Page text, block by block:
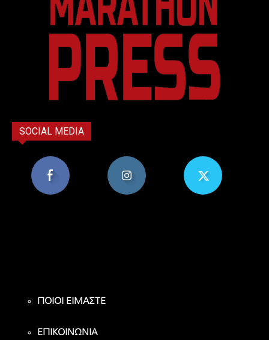
SOCIAL MEDIA
ΠΟΙΟΙ ΕΙΜΑΣΤΕ
ΕΠΙΚΟΙΝΩΝΙΑ